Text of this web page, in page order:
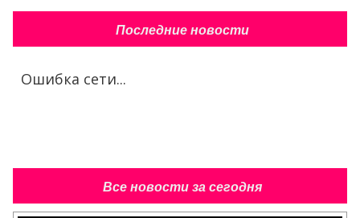
Последние новости
Ошибка сети...
Все новости за сегодня